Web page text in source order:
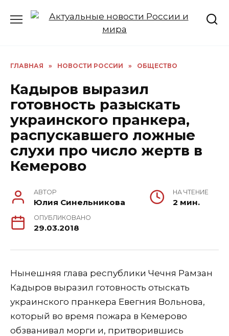
ГЛАВНАЯ » НОВОСТИ РОССИИ » ОБЩЕСТВО
Кадыров выразил
готовность разыскать
украинского пранкера,
распускавшего ложные
слухи про число жертв в
Кемерово
АВТОР
Юлия Синельникова
НА ЧТЕНИЕ
2 мин.
ОПУБЛИКОВАНО
29.03.2018
Нынешняя глава республики Чечня Рамзан
Кадыров выразил готовность отыскать
украинского пранкера Евегния Вольнова,
который во время пожара в Кемерово
обзванивал морги и, притворившись